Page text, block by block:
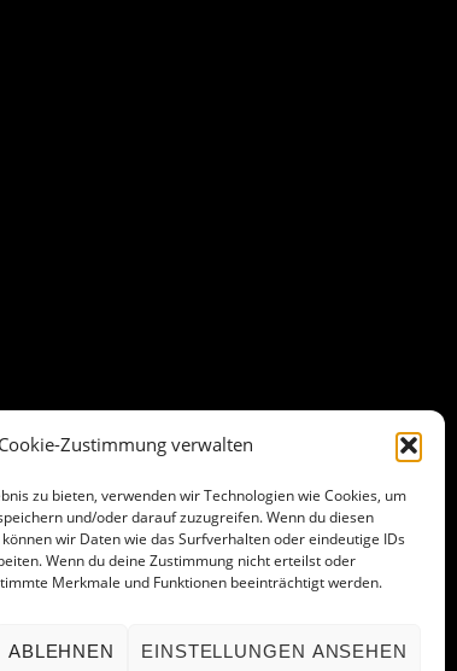
Cookie-Zustimmung verwalten
zu bieten, verwenden wir Technologien wie Cookies, um
und/oder darauf zuzugreifen. Wenn du diesen
wir Daten wie das Surfverhalten oder eindeutige IDs
Wenn du deine Zustimmung nicht erteilst oder
Merkmale und Funktionen beeinträchtigt werden.
ABLEHNEN EINSTELLUNGEN ANSEHEN